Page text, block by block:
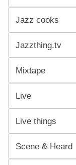
Jazz cooks
Jazzthing.tv
Mixtape
Live
Live things
Scene & Heard